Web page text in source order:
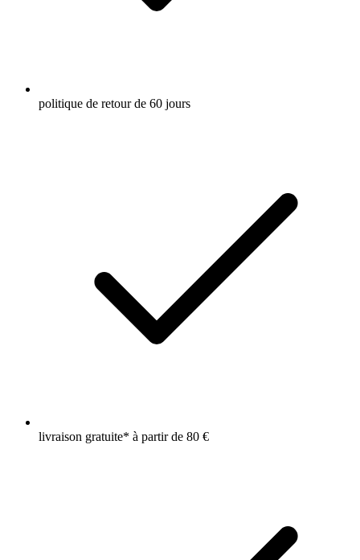
politique de retour de 60 jours
livraison gratuite* à partir de 80 €